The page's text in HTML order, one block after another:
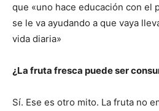
que «uno hace educación con el
se le va ayudando a que vaya
vida diaria»
¿La fruta fresca puede ser
Sí. Ese es otro mito. La fruta no